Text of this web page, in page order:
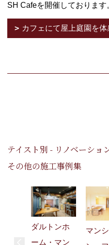
SH Cafeを開催しております
カフェにて屋上庭園を
テイスト別 - リノベーショ
その他の施工事例集
ダルトンホ
ーム・マン
マン